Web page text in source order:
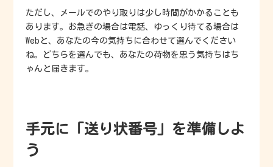
ただし、メールでのやり取りは少し時間がかかることも
あります。お急ぎの場合は電話、ゆっくり待てる場合は
Webと、あなたの今の気持ちに合わせて選んでください
ね。どちらを選んでも、あなたの荷物を思う気持ちはち
ゃんと届きます。
手元に「送り状番号」を準備しよ
う